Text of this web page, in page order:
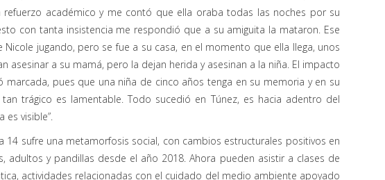
refuerzo académico y me contó que ella oraba todas las noches por su
con tanta insistencia me respondió que a su amiguita la mataron. Ese
jugando, pero se fue a su casa, en el momento que ella llega, unos
asesinar a su mamá, pero la dejan herida y asesinan a la niña. El impacto
marcada, pues que una niña de cinco años tenga en su memoria y en su
trágico es lamentable. Todo sucedió en Túnez, es hacia adentro del
es visible”.
14 sufre una metamorfosis social, con cambios estructurales positivos en
adultos y pandillas desde el año 2018. Ahora pueden asistir a clases de
actividades relacionadas con el cuidado del medio ambiente apoyado